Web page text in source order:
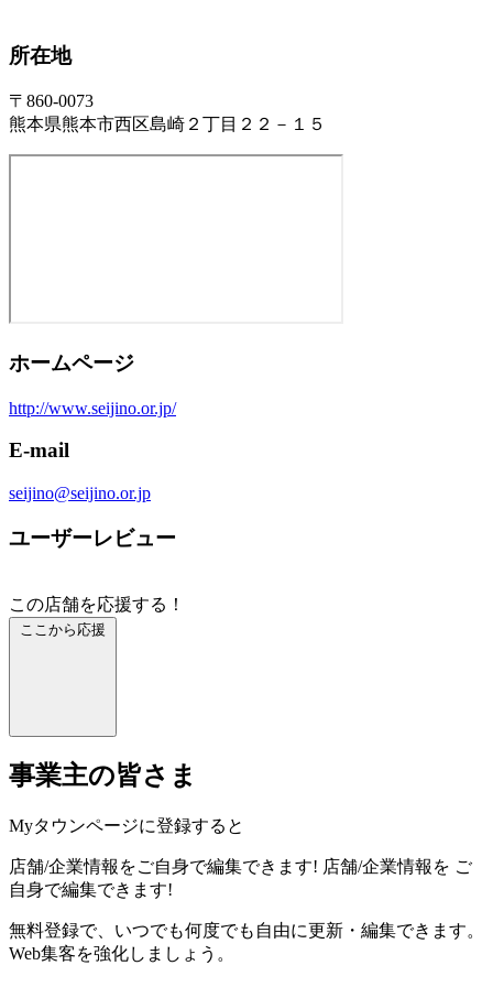
所在地
〒860-0073
熊本県熊本市西区島崎２丁目２２－１５
ホームページ
http://www.seijino.or.jp/
E-mail
seijino@seijino.or.jp
ユーザーレビュー
この店舗を応援する！
ここから応援
事業主の皆さま
Myタウンページに登録すると
店舗/企業情報をご自身で編集できます! 店舗/企業情報を ご
自身で編集できます!
無料登録で、いつでも何度でも自由に更新・編集できます。
Web集客を強化しましょう。